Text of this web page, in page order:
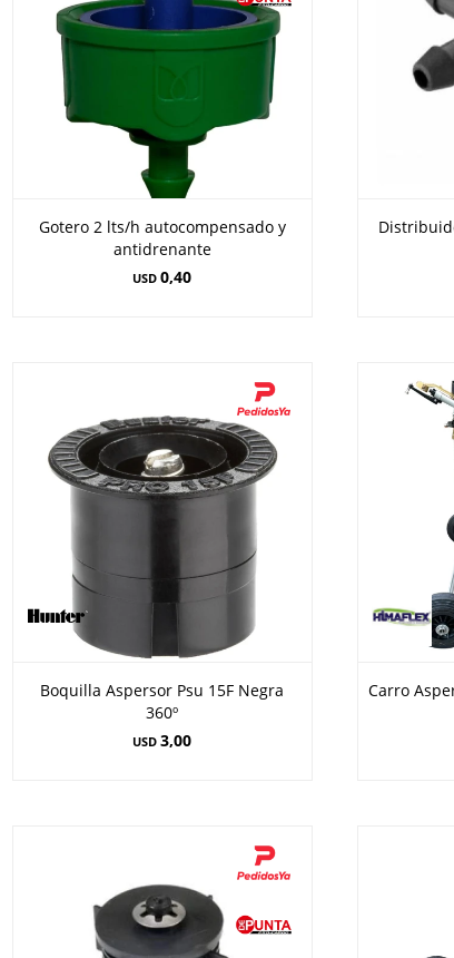
Gotero 2 lts/h autocompensado y
antidrenante
USD 0,40
Boquilla Aspersor Psu 15F Negra
360º
USD 3,00
Carro